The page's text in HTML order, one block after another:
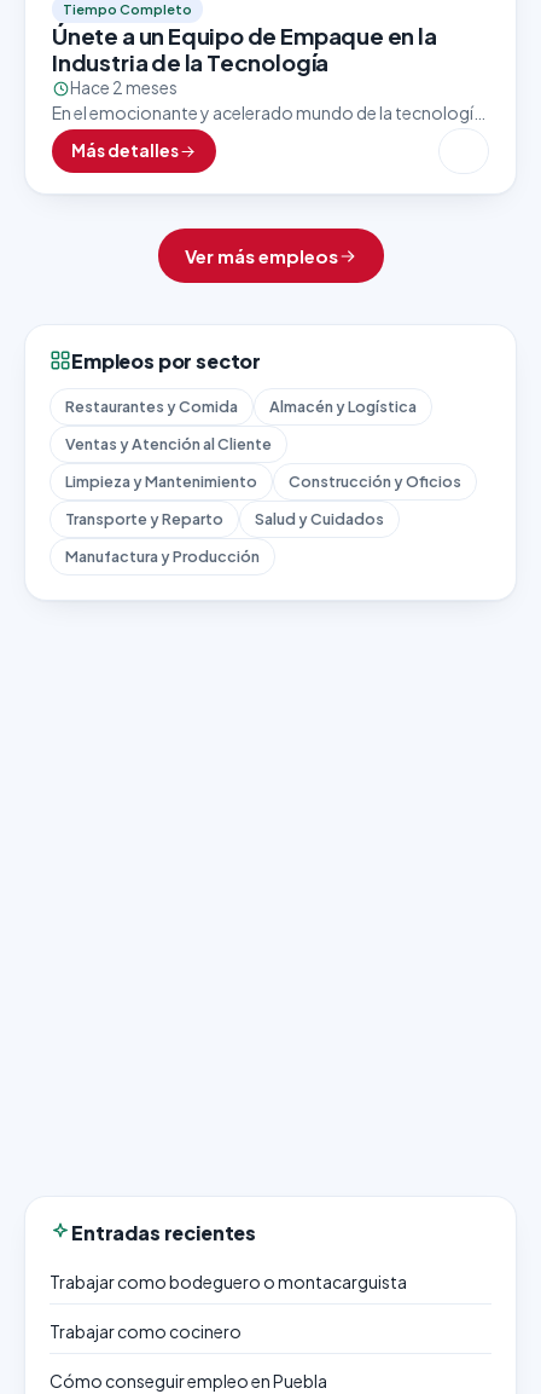
Tiempo Completo
Únete a un Equipo de Empaque en la
Industria de la Tecnología
Hace 2 meses
En el emocionante y acelerado mundo de la tecnología,
el último paso antes de que un producto llegue a manos
del cliente es uno…
Más detalles
Ver más empleos
Empleos por sector
Restaurantes y Comida
Almacén y Logística
Ventas y Atención al Cliente
Limpieza y Mantenimiento
Construcción y Oficios
Transporte y Reparto
Salud y Cuidados
Manufactura y Producción
Entradas recientes
Trabajar como bodeguero o montacarguista
Trabajar como cocinero
Cómo conseguir empleo en Puebla